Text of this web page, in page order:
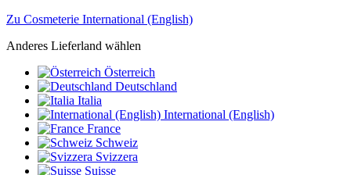
Zu Cosmeterie International (English)
Anderes Lieferland wählen
Österreich
Deutschland
Italia
International (English)
France
Schweiz
Svizzera
Suisse